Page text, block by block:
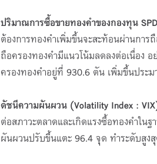
ปริมาณการซื้อขายทองคำของกองทุน
ต้องการทองคำเพิ่มขึ้นจะสะท้อนผ่านกา
ถือครองทองคำมีแนวโน้มลดลงต่อเนื่อง
ครองทองคำอยู่ที่ 930.6 ตัน เพิ่มขึ้นปร
ดัชนีความผันผวน (Volatility Index :
ต่อสภาวะตลาดและเกิดแรงซื้อทองคำใ
ผันผวนปรับขึ้นแตะ 96.4 จุด ทำระดับสูง